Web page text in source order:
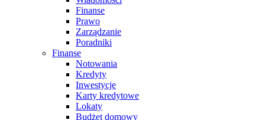
Finanse
Prawo
Zarządzanie
Poradniki
Finanse
Notowania
Kredyty
Inwestycje
Karty kredytowe
Lokaty
Budżet domowy